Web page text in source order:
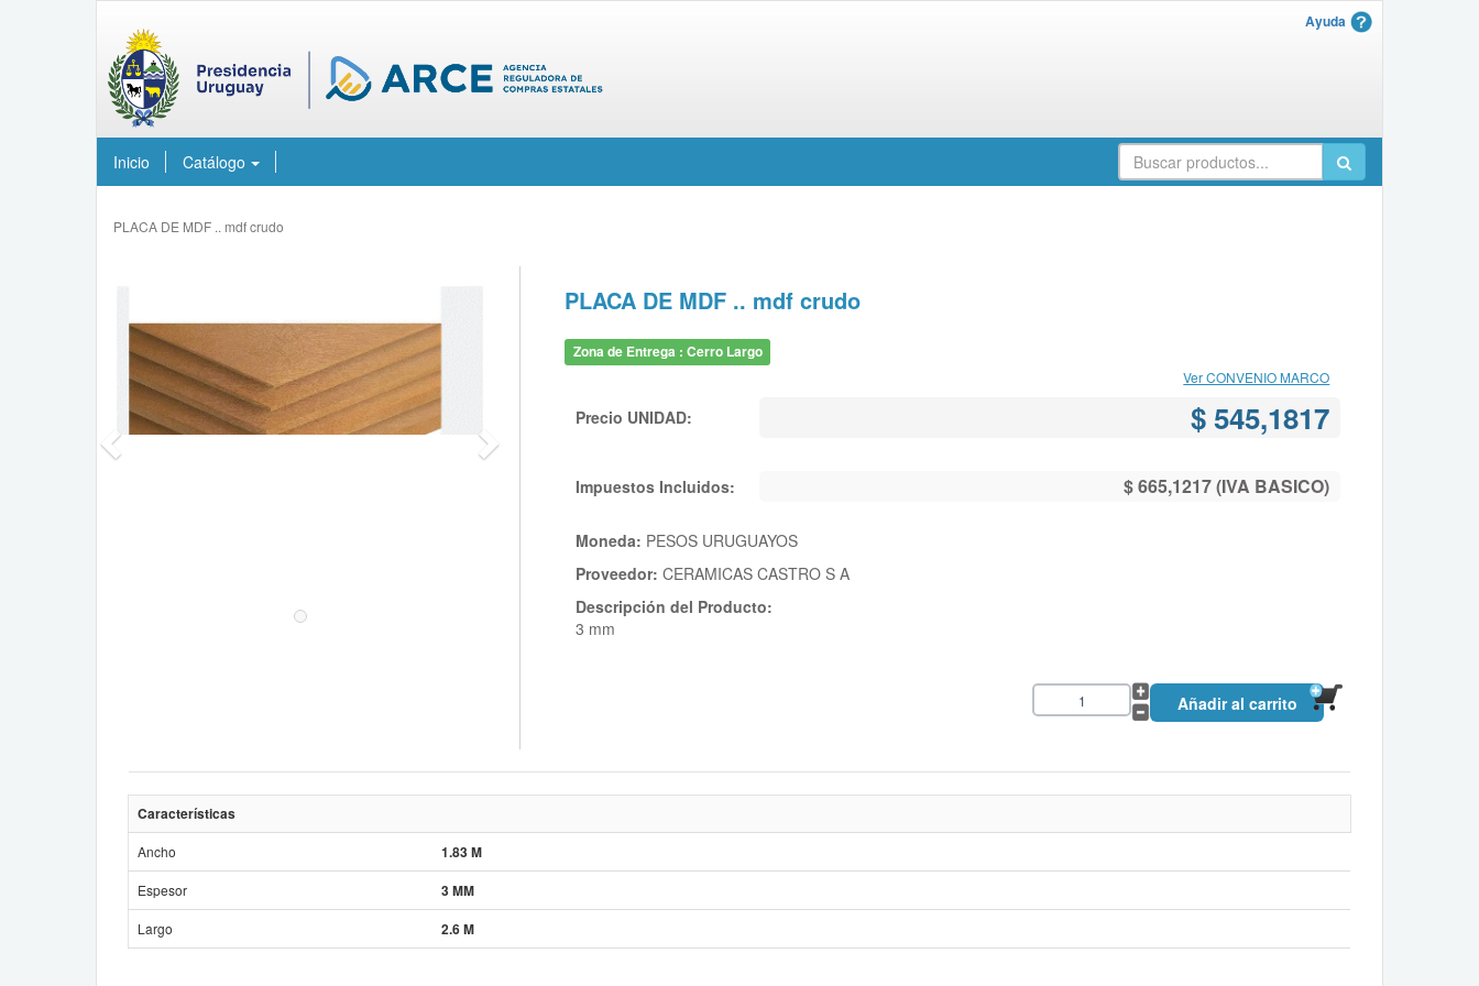
Ayuda
Inicio Catálogo
PLACA DE MDF .. mdf crudo
PLACA DE MDF .. mdf crudo
Zona de Entrega : Cerro Largo
Ver CONVENIO MARCO
Precio UNIDAD: $ 545,1817
Impuestos Incluidos: $ 665,1217 (IVA BASICO)
Moneda: PESOS URUGUAYOS
Proveedor: CERAMICAS CASTRO S A
Descripción del Producto:
3 mm
Características
Ancho 1.83 M
Espesor 3 MM
Largo 2.6 M